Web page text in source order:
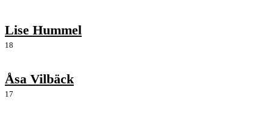
Lise Hummel
18
Åsa Vilbäck
17